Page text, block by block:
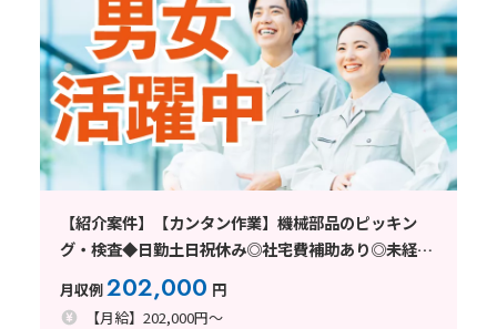
【紹介案件】【カンタン作業】機械部品のピッキン
グ・検査◆日勤土日祝休み◎社宅費補助あり◎未経験
OK◎幅広い世が代活躍中◎
月収例202,000 円
【月給】202,000円～